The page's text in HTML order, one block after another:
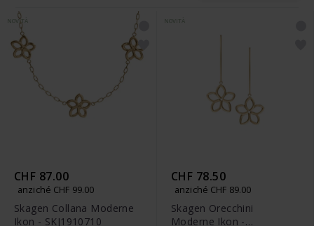
NOVITÀ
CHF 87.00
anziché CHF 99.00
Skagen Collana Moderne
Ikon - SKJ1910710
NOVITÀ
CHF 78.50
anziché CHF 89.00
Skagen Orecchini
Moderne Ikon -